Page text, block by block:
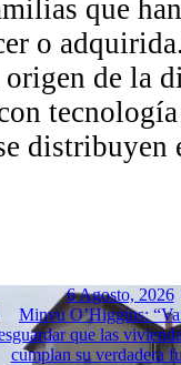
que
o
de la
6 Agosto, 2026
Minvu O’Higgins:
que las
cumplan su verdadera